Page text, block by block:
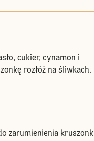
cukier, cynamon i
rozłóż na śliwkach.
zarumienienia